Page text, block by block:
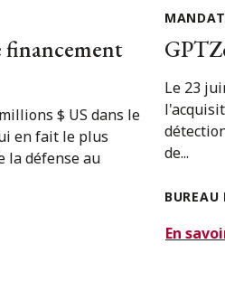
financement
$ US dans le
en fait le plus
la défense au
Le 23
de...
En